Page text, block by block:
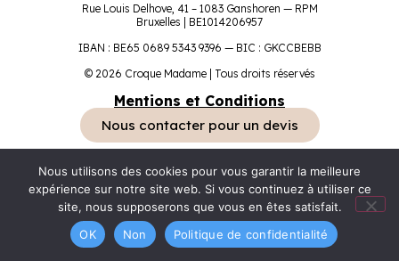
Rue Louis Delhove, 41 – 1083 Ganshoren — RPM
Bruxelles | BE1014206957
IBAN : BE65 0689 5343 9396 — BIC : GKCCBEBB
© 2026 Croque Madame | Tous droits réservés
Mentions et Conditions
Nous contacter pour un devis
Nous utilisons des cookies pour vous garantir la meilleure
expérience sur notre site web. Si vous continuez à utiliser ce
site, nous supposerons que vous en êtes satisfait.
OK
Non Politique de confidentialité